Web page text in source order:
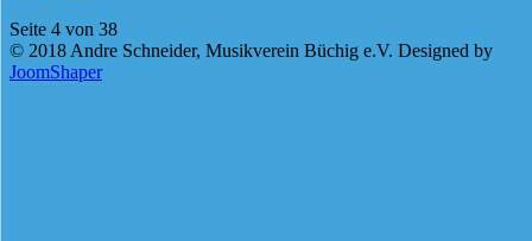
Seite 4 von 38
© 2018 Andre Schneider, Musikverein Büchig e.V. Designed by
JoomShaper